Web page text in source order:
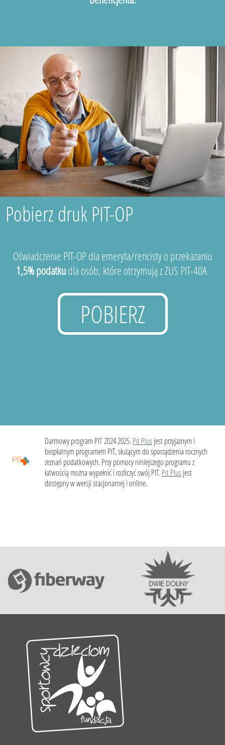
Pobierz druk PIT-OP
Oświadczenie PIT-OP dla emeryta/rencisty o przekazaniu
1,5% podatkudla osób, które otrzymują z ZUS PIT-40A.
POBIERZ
Darmowy program PIT 2024 2025.Pit Plusjest przyjaznym i
bezpłatnym programem PIT, służącym do sporządzenia rocznych
zeznań podatkowych. Przy pomocy niniejszego programu z
łatwością można wypełnić i rozliczyć swój PIT.Pit Plusjest
dostępny w wersji stacjonarnej i online.